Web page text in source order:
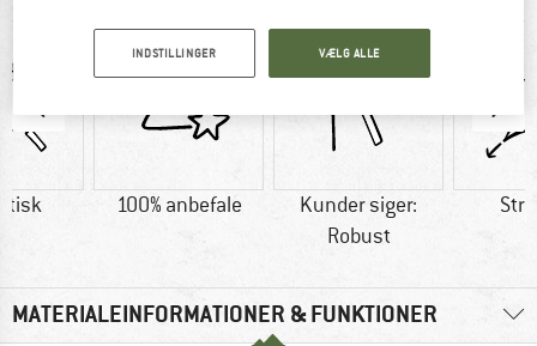
100% anbefale
Kunder siger:
Robust
MATERIALEINFORMATIONER & FUNKTIONER
INDSTILLINGER VÆLG ALLE